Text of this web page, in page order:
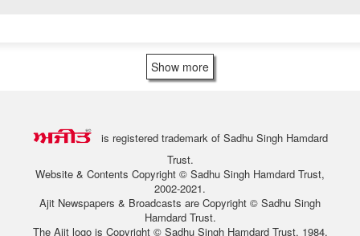
Show more
is registered trademark of Sadhu Singh Hamdard
Trust.
Website & Contents Copyright © Sadhu Singh Hamdard Trust,
2002-2021.
Ajit Newspapers & Broadcasts are Copyright © Sadhu Singh
Hamdard Trust.
The Ajit logo is Copyright © Sadhu Singh Hamdard Trust, 1984.